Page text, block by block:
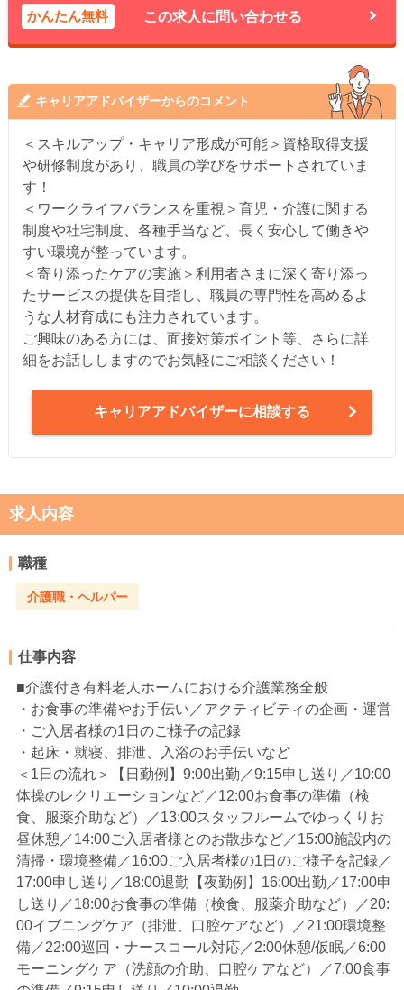
かんたん無料 この求人に問い合わせる
キャリアアドバイザーからのコメント
＜スキルアップ・キャリア形成が可能＞資格取得支援
や研修制度があり、職員の学びをサポートされていま
す！
＜ワークライフバランスを重視＞育児・介護に関する
制度や社宅制度、各種手当など、長く安心して働きや
すい環境が整っています。
＜寄り添ったケアの実施＞利用者さまに深く寄り添っ
たサービスの提供を目指し、職員の専門性を高めるよ
うな人材育成にも注力されています。
ご興味のある方には、面接対策ポイント等、さらに詳
細をお話ししますのでお気軽にご相談ください！
キャリアアドバイザーに相談する
求人内容
職種
介護職・ヘルパー
仕事内容
■介護付き有料老人ホームにおける介護業務全般
・お食事の準備やお手伝い／アクティビティの企画・運営
・ご入居者様の1日のご様子の記録
・起床・就寝、排泄、入浴のお手伝いなど
＜1日の流れ＞【日勤例】9:00出勤／9:15申し送り／10:00
体操のレクリエーションなど／12:00お食事の準備（検
食、服薬介助など）／13:00スタッフルームでゆっくりお
昼休憩／14:00ご入居者様とのお散歩など／15:00施設内の
清掃・環境整備／16:00ご入居者様の1日のご様子を記録／
17:00申し送り／18:00退勤【夜勤例】16:00出勤／17:00申
し送り／18:00お食事の準備（検食、服薬介助など）／20:
00イブニングケア（排泄、口腔ケアなど）／21:00環境整
備／22:00巡回・ナースコール対応／2:00休憩/仮眠／6:00
モーニングケア（洗顔の介助、口腔ケアなど）／7:00食事